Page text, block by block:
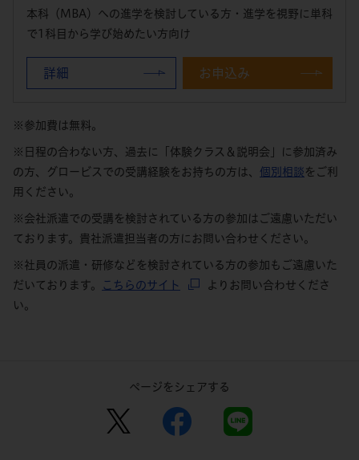
本科（MBA）への進学を検討している方・進学を視野に単科
で1科目から学び始めたい方向け
詳細 お申込み
※参加費は無料。
※日程の合わない方、過去に「体験クラス＆説明会」に参加済み
の方、グロービスでの受講経験をお持ちの方は、 個別相談 をご利
用ください。
※会社派遣での受講を検討されている方の参加はご遠慮いただい
ております。貴社派遣担当者の方にお問い合わせください。
※社員の派遣・研修などを検討されている方の参加もご遠慮いた
だいております。
こちらのサイト
よりお問い合わせくださ
い。
ページをシェアする